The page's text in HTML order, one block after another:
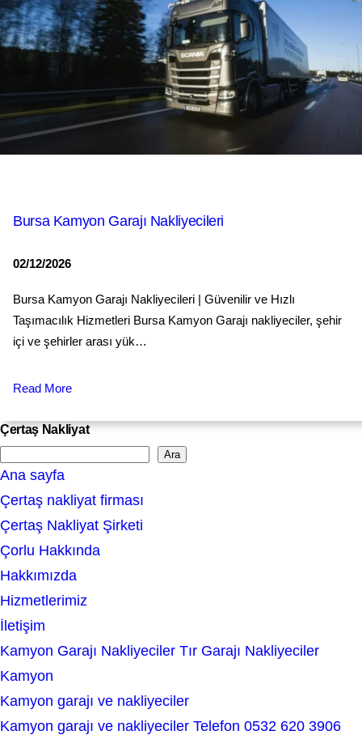
Bursa Kamyon Garajı Nakliyecileri
02/12/2026
Bursa Kamyon Garajı Nakliyecileri | Güvenilir ve Hızlı
Taşımacılık Hizmetleri Bursa Kamyon Garajı nakliyeciler, şehir
içi ve şehirler arası yük…
Read More
Çertaş Nakliyat
e
a
r
c
h
Ara
Ana sayfa
Çertaş nakliyat firması
Çertaş Nakliyat Şirketi
Çorlu Hakkında
Hakkımızda
Hizmetlerimiz
İletişim
Kamyon Garajı Nakliyeciler Tır Garajı Nakliyeciler
Kamyon
Kamyon garajı ve nakliyeciler
Kamyon garajı ve nakliyeciler Telefon 0532 620 3906